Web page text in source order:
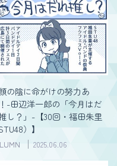
の陰に命がけの努力あ
-田辺洋一郎の「今月はだ
し？」-【30回・福田朱里
STU48）】
2025.06.06